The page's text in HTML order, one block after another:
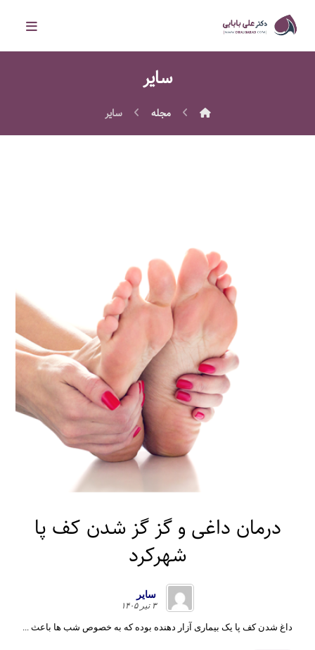
سایر
مجله سایر
درمان داغی و گز گز شدن کف پا
شهرکرد
سایر
۳ تیر ۱۴۰۵
داغ شدن کف پا یک بیماری آزار دهنده بوده که به خصوص شب ها باعث ...